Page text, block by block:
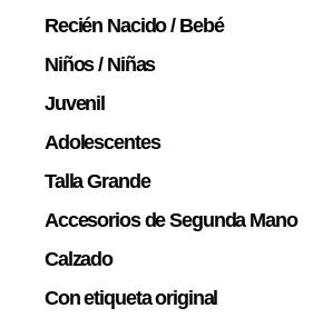
Recién Nacido / Bebé
Niños / Niñas
Juvenil
Adolescentes
Talla Grande
Accesorios de Segunda Mano
Calzado
Con etiqueta original